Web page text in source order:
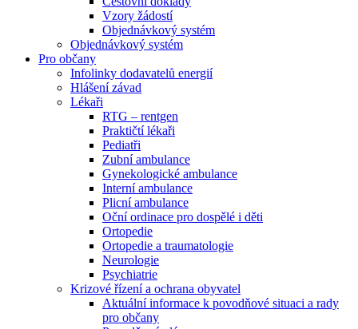
Vzory žádostí
Objednávkový systém
Objednávkový systém
Pro občany
Infolinky dodavatelů energií
Hlášení závad
Lékaři
RTG – rentgen
Praktičtí lékaři
Pediatři
Zubní ambulance
Gynekologické ambulance
Interní ambulance
Plicní ambulance
Oční ordinace pro dospělé i děti
Ortopedie
Ortopedie a traumatologie
Neurologie
Psychiatrie
Krizové řízení a ochrana obyvatel
Aktuální informace k povodňové situaci a rady
pro občany